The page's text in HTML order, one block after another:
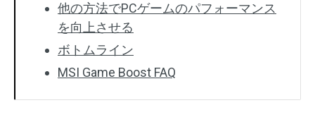
他の方法でPCゲームのパフォーマンス
を向上させる
ボトムライン
MSI Game Boost FAQ